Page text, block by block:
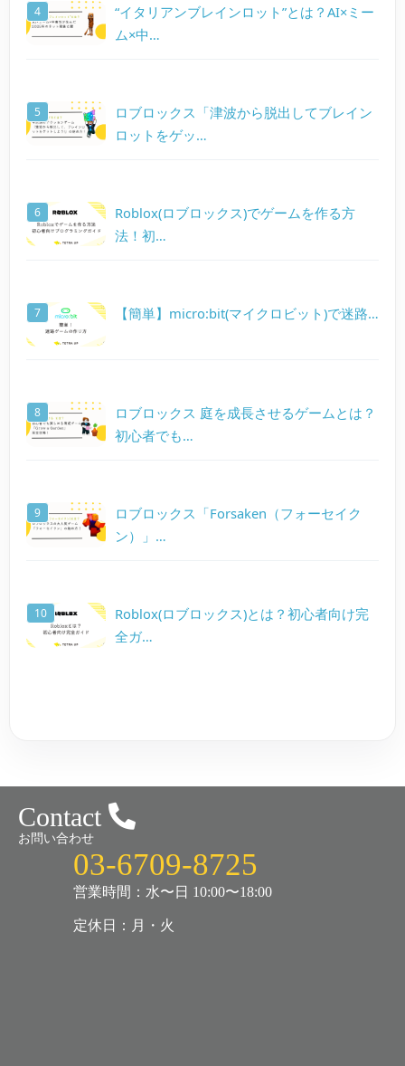
“イタリアンブレインロット”とは？AI×ミー
ム×中…
ロブロックス「津波から脱出してブレイン
ロットをゲッ…
Roblox(ロブロックス)でゲームを作る方
法！初…
【簡単】micro:bit(マイクロビット)で迷路…
ロブロックス 庭を成長させるゲームとは？
初心者でも…
ロブロックス「Forsaken（フォーセイク
ン）」…
Roblox(ロブロックス)とは？初心者向け完
全ガ…
Contact
お問い合わせ
03-6709-8725
営業時間：水〜日 10:00〜18:00
定休日：月・火